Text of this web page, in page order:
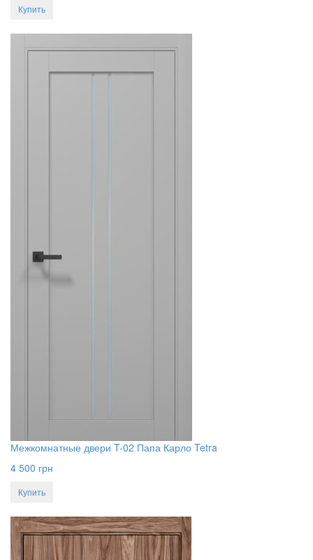
Купить
Межкомнатные двери T-02 Папа Карло Tetra
4 500 грн
Купить